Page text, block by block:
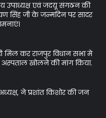
उपाध्यक्ष एवं जदयू संगठन की
सिंह जी के जन्मदिन पर सादर
मिल कर राजपुर विधान सभा मे
खोलने की मांग किया.
ने प्रशांत किशोर की जन